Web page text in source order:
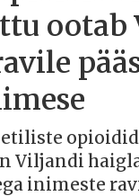
ootab
Viljandi
inimeste